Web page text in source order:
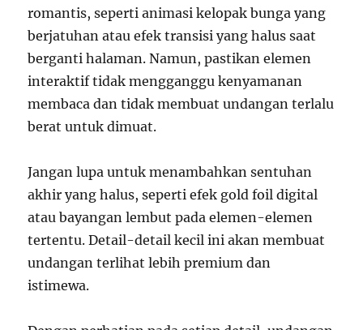
romantis, seperti animasi kelopak bunga yang
berjatuhan atau efek transisi yang halus saat
berganti halaman. Namun, pastikan elemen
interaktif tidak mengganggu kenyamanan
membaca dan tidak membuat undangan terlalu
berat untuk dimuat.
Jangan lupa untuk menambahkan sentuhan
akhir yang halus, seperti efek gold foil digital
atau bayangan lembut pada elemen-elemen
tertentu. Detail-detail kecil ini akan membuat
undangan terlihat lebih premium dan
istimewa.